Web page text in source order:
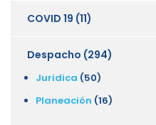
COVID 19 (11)
Despacho (294)
Juridica (50)
Planeación (16)